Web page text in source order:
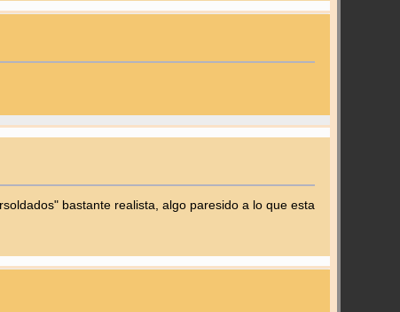
bastante realista, algo paresido a lo que esta